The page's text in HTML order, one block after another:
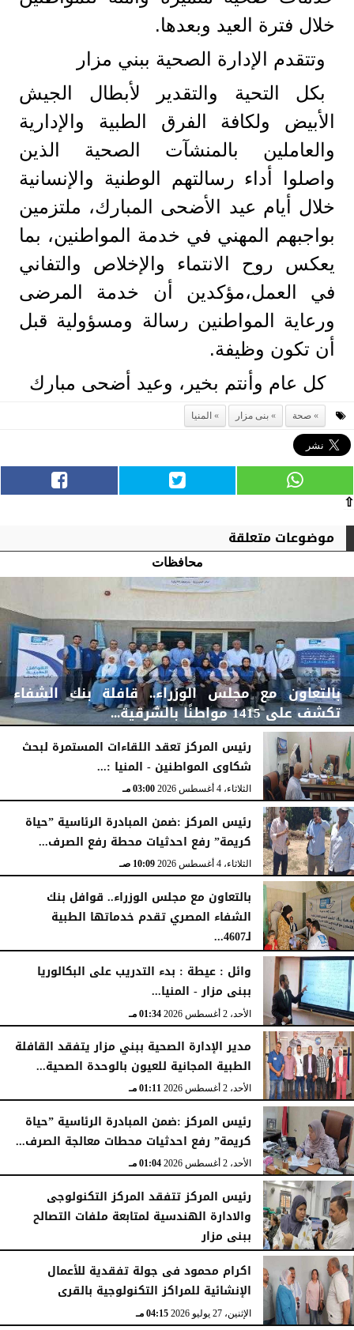
خلال فترة العيد وبعدها.
وتتقدم الإدارة الصحية ببني مزار
بكل التحية والتقدير لأبطال الجيش
الأبيض ولكافة الفرق الطبية والإدارية
والعاملين بالمنشآت الصحية الذين
واصلوا أداء رسالتهم الوطنية والإنسانية
خلال أيام عيد الأضحى المبارك، ملتزمين
بواجبهم المهني في خدمة المواطنين، بما
يعكس روح الانتماء والإخلاص والتفاني
في العمل،مؤكدين أن خدمة المرضى
ورعاية المواطنين رسالة ومسؤولية قبل
أن تكون وظيفة.
كل عام وأنتم بخير، وعيد أضحى مبارك
صحة بنى مزار المنيا
⇧
موضوعات متعلقة
محافظات
بالتعاون مع مجلس الوزراء.. قافلة بنك الشفاء
تكشف على 1415 مواطنًا بالشرقية...
الخميس، 6 أغسطس 2026 04:59 مـ
رئيس المركز تعقد اللقاءات المستمرة لبحث
شكاوى المواطنين - المنيا :...
الثلاثاء، 4 أغسطس 2026 03:00 مـ
رئيس المركز :ضمن المبادرة الرئاسية ”حياة
كريمة” رفع احدثيات محطة رفع الصرف...
الثلاثاء، 4 أغسطس 2026 10:09 صـ
بالتعاون مع مجلس الوزراء.. قوافل بنك
الشفاء المصري تقدم خدماتها الطبية
لـ4607...
الإثنين، 3 أغسطس 2026
وائل : عيطة : بدء التدريب على البكالوريا
ببنى مزار - المنيا...
الأحد، 2 أغسطس 2026 01:34 مـ
مدير الإدارة الصحية ببني مزار يتفقد القافلة
الطبية المجانية للعيون بالوحدة الصحية...
الأحد، 2 أغسطس 2026 01:11 مـ
رئيس المركز :ضمن المبادرة الرئاسية ”حياة
كريمة” رفع احدثيات محطات معالجة الصرف...
الأحد، 2 أغسطس 2026 01:04 مـ
رئيس المركز تتفقد المركز التكنولوجى
والادارة الهندسية لمتابعة ملفات التصالح
ببنى مزار
الأربعاء، 29 يوليو 2026 02:03 مـ
اكرام محمود فى جولة تفقدية للأعمال
الإنشائية للمراكز التكنولوجية بالقرى
الإثنين، 27 يوليو 2026 04:15 مـ